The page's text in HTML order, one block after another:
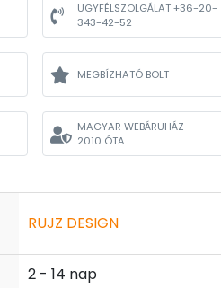
ÜGYFÉLSZOLGÁLAT +36-20-
343-42-52
MEGBÍZHATÓ BOLT
MAGYAR WEBÁRUHÁZ
2010 ÓTA
RUJZ DESIGN
2 - 14 nap